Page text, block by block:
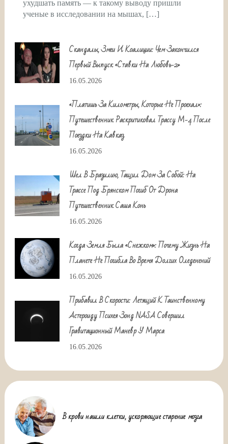
ухудшать память — к такому выводу пришли
ученые в исследовании на мышах, […]
Скандалы, Змеи И Коалиции: Чем Закончился
Первый Выпуск «Ставки На Любовь-2»
16.05.2026
«Платишь За Километры, Которые Не Проехал»:
Путешественник Раскритиковал Трассу М-4 После
Поездки На Кавказ
16.05.2026
Шел В Бразилию, Тащил Дом За Собой: На
Трассе Под Брянском Погиб От Дрона
Путешественник Саша Конь
16.05.2026
Когда Земля Была «снежком»: Почему Жизнь На
Планете Не Погибла Во Время Долгих Оледенений
16.05.2026
Прибавил В Скорости: Летящий К Таинственному
Астероиду Психея Зонд NASA Совершил
Гравитационный Маневр У Марса
16.05.2026
В крови нашли клетки, ускоряющие старение мозга